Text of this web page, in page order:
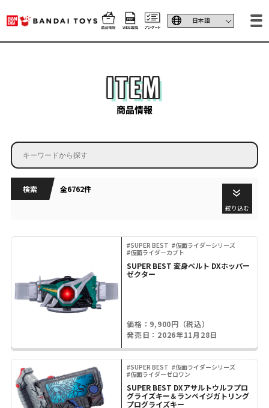
ITEM
商品情報
検索 全6762件
絞り込む
#SUPER BEST #仮面ライダーシリーズ
#仮面ライダーカブト
SUPER BEST 変身ベルト DXホッパー
ゼクター
価格：9,900円（税込）
発売日：2026年11月28日
#SUPER BEST #仮面ライダーシリーズ
#仮面ライダーゼロワン
SUPER BEST DXアサルトウルフプロ
グライズキー＆ランペイジガトリング
プログライズキー